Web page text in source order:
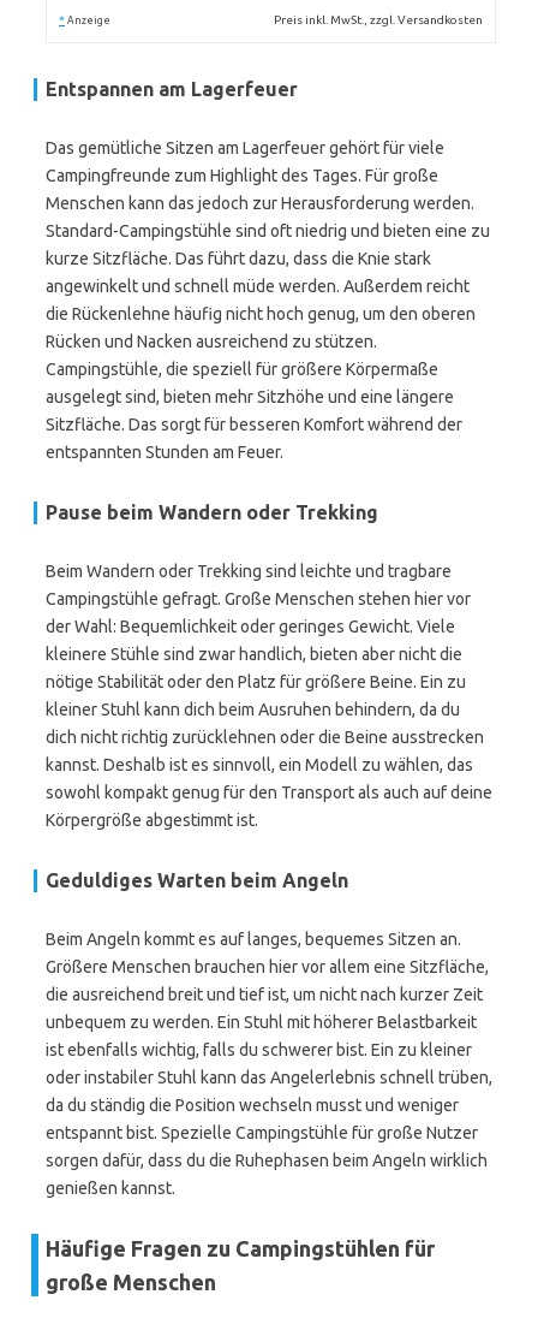
* Anzeige Preis inkl. MwSt., zzgl. Versandkosten
Entspannen am Lagerfeuer
Das gemütliche Sitzen am Lagerfeuer gehört für viele
Campingfreunde zum Highlight des Tages. Für große
Menschen kann das jedoch zur Herausforderung werden.
Standard-Campingstühle sind oft niedrig und bieten eine zu
kurze Sitzfläche. Das führt dazu, dass die Knie stark
angewinkelt und schnell müde werden. Außerdem reicht
die Rückenlehne häufig nicht hoch genug, um den oberen
Rücken und Nacken ausreichend zu stützen.
Campingstühle, die speziell für größere Körpermaße
ausgelegt sind, bieten mehr Sitzhöhe und eine längere
Sitzfläche. Das sorgt für besseren Komfort während der
entspannten Stunden am Feuer.
Pause beim Wandern oder Trekking
Beim Wandern oder Trekking sind leichte und tragbare
Campingstühle gefragt. Große Menschen stehen hier vor
der Wahl: Bequemlichkeit oder geringes Gewicht. Viele
kleinere Stühle sind zwar handlich, bieten aber nicht die
nötige Stabilität oder den Platz für größere Beine. Ein zu
kleiner Stuhl kann dich beim Ausruhen behindern, da du
dich nicht richtig zurücklehnen oder die Beine ausstrecken
kannst. Deshalb ist es sinnvoll, ein Modell zu wählen, das
sowohl kompakt genug für den Transport als auch auf deine
Körpergröße abgestimmt ist.
Geduldiges Warten beim Angeln
Beim Angeln kommt es auf langes, bequemes Sitzen an.
Größere Menschen brauchen hier vor allem eine Sitzfläche,
die ausreichend breit und tief ist, um nicht nach kurzer Zeit
unbequem zu werden. Ein Stuhl mit höherer Belastbarkeit
ist ebenfalls wichtig, falls du schwerer bist. Ein zu kleiner
oder instabiler Stuhl kann das Angelerlebnis schnell trüben,
da du ständig die Position wechseln musst und weniger
entspannt bist. Spezielle Campingstühle für große Nutzer
sorgen dafür, dass du die Ruhephasen beim Angeln wirklich
genießen kannst.
Häufige Fragen zu Campingstühlen für
große Menschen